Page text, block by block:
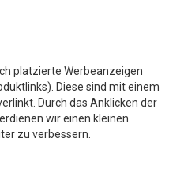
platzierte Werbeanzeigen
Diese sind mit einem
Durch das Anklicken der
wir einen kleinen
zu verbessern.